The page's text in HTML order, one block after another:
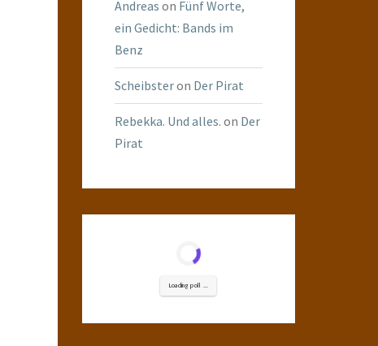
Andreas on Fünf Worte,
ein Gedicht: Bands im
Benz
Scheibsteron Der Pirat
Rebekka. Und alles. on Der
Pirat
Loading poll ...